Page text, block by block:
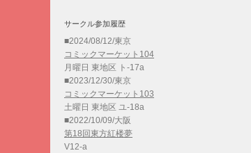
サークル参加履歴
■2024/08/12/東京
コミックマーケット104
月曜日 東地区 ト-17a
■2023/12/30/東京
コミックマーケット103
土曜日 東地区 ユ-18a
■2022/10/09/大阪
第18回東方紅楼夢
V12-a